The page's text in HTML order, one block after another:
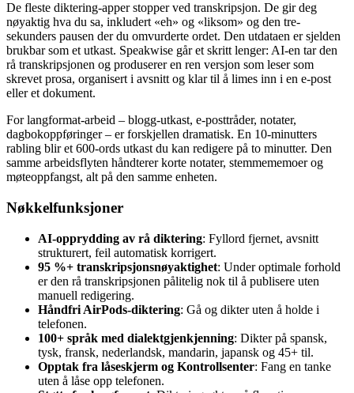
De fleste diktering-apper stopper ved transkripsjon. De gir deg
nøyaktig hva du sa, inkludert «eh» og «liksom» og den tre-
sekunders pausen der du omvurderte ordet. Den utdataen er sjelden
brukbar som et utkast. Speakwise går et skritt lenger: AI-en tar den
rå transkripsjonen og produserer en ren versjon som leser som
skrevet prosa, organisert i avsnitt og klar til å limes inn i en e-post
eller et dokument.
For langformat-arbeid – blogg-utkast, e-posttråder, notater,
dagbokoppføringer – er forskjellen dramatisk. En 10-minutters
rabling blir et 600-ords utkast du kan redigere på to minutter. Den
samme arbeidsflyten håndterer korte notater, stemmememoer og
møteoppfangst, alt på den samme enheten.
Nøkkelfunksjoner
AI-opprydding av rå diktering: Fyllord fjernet, avsnitt
strukturert, feil automatisk korrigert.
95 %+ transkripsjonsnøyaktighet: Under optimale forhold
er den rå transkripsjonen pålitelig nok til å publisere uten
manuell redigering.
Håndfri AirPods-diktering: Gå og dikter uten å holde i
telefonen.
100+ språk med dialektgjenkjenning: Dikter på spansk,
tysk, fransk, nederlandsk, mandarin, japansk og 45+ til.
Opptak fra låseskjerm og Kontrollsenter: Fang en tanke
uten å låse opp telefonen.